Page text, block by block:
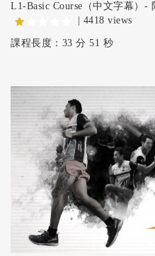
L1-Basic Course（中文字幕）-
| 4418 views
課程長度：33 分 51 秒